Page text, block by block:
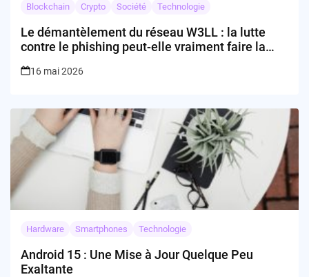
Blockchain Crypto Société Technologie
Le démantèlement du réseau W3LL : la lutte
contre le phishing peut-elle vraiment faire la
16 mai 2026
Hardware Smartphones Technologie
Android 15 : Une Mise à Jour Quelque Peu
Exaltante